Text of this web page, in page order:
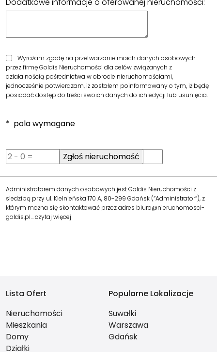
Wyrażam zgodę na przetwarzanie moich danych osobowych
przez firmę Goldis Nieruchomości dla celów związanych z
działalnością pośrednictwa w obrocie nieruchomościami,
jednocześnie potwierdzam, iż zostałem poinformowany o tym, iż będę
posiadać dostęp do treści swoich danych do ich edycji lub usunięcia.
* pola wymagane
Administratorem danych osobowych jest Goldis Nieruchomości z
siedzibą przy ul. Kielnieńska 170 A, 80-299 Gdańsk (“Administrator”), z
którym można się skontaktować przez adres biuro@nieruchomosci-
goldis.pl…czytaj więcej
Lista Ofert
Nieruchomości
Mieszkania
Domy
Działki
Popularne Lokalizacje
Suwałki
Warszawa
Gdańsk